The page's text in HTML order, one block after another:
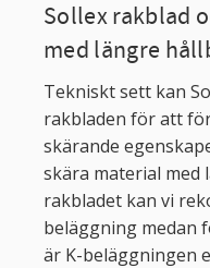
Sollex rakblad
med längre
Tekniskt sett kan
rakbladen för att
skärande
skära material med
rakbladet kan vi
beläggning medan
är K-beläggningen